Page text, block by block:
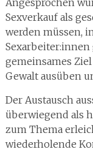
Angesprochen
Sexverkauf als
werden müssen,
Sexarbeiter:innen
gemeinsames
Gewalt ausüben
Der Austausch
überwiegend als
zum Thema
wiederholende